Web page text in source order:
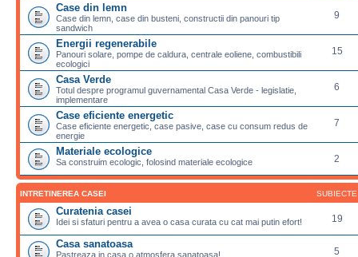
Case din lemn
Case din lemn, case din busteni, constructii din panouri tip
sandwich
9
Energii regenerabile
Panouri solare, pompe de caldura, centrale eoliene, combustibili
ecologici
15
Casa Verde
Totul despre programul guvernamental Casa Verde - legislatie,
implementare
6
Case eficiente energetic
Case eficiente energetic, case pasive, case cu consum redus de
energie
7
Materiale ecologice
Sa construim ecologic, folosind materiale ecologice 2
INTRETINEREA CASEI SUBIECTE
Curatenia casei
Idei si sfaturi pentru a avea o casa curata cu cat mai putin efort! 19
Casa sanatoasa
Pastreaza in casa o atmosfera sanatoasa! 5